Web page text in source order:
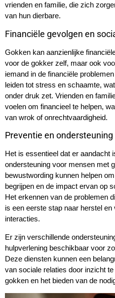
vrienden en familie, die zich
van hun dierbare.
Financiële gevolgen en
Gokken kan aanzienlijke
voor de gokker zelf, maar ook
iemand in de financiële
leiden tot stress en schaamte,
onder druk zet. Vrienden en
voelen om financieel te helpen,
van wrok of onrechtvaardigheid.
Preventie en
Het is essentieel dat er aandacht
ondersteuning voor mensen met
bewustwording kunnen helpen
begrijpen en de impact ervan op
Het erkennen van de problemen
is een eerste stap naar herstel
interacties.
Er zijn verschillende
hulpverlening beschikbaar voor
Deze diensten kunnen een
van sociale relaties door inzicht
gokken en het bieden van de